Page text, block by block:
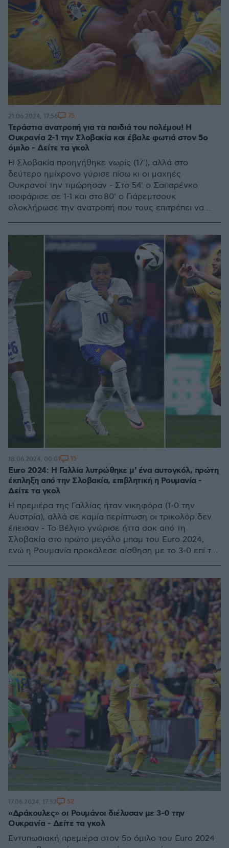
Τεράστια ανατροπή για τα παιδιά του πολέμου! Η
Ουκρανία 2-1 την Σλοβακία και έβαλε φωτιά στον 5ο
όμιλο - Δείτε τα γκολ
Η Σλοβακία προηγήθηκε νωρίς (17'), αλλά στο
δεύτερο ημίχρονο γύρισε πίσω κι οι μαχηές
Ουκρανοί την τιμώρησαν - Στο 54' ο Σαπαρένκο
ισοφάρισε σε 1-1 και στο 80' ο Γιάρεμτσουκ
ολοκλήρωσε την ανατροπή που τους επιτρέπει να
21.06.2024, 17:56 75
Euro 2024: Η Γαλλία λυτρώθηκε μ' ένα αυτογκόλ, πρώτη
έκπληξη από την Σλοβακία, επιβλητική η Ρουμανία -
Δείτε τα γκολ
Η πρεμιέρα της Γαλλίας ήταν νικηφόρα (1-0 την
Αυστρία), αλλά σε καμία περίπτωση οι τρικολόρ δεν
έπεισαν - Το Βέλγιο γνώρισε ήττα σοκ από τη
Σλοβακία στο πρώτο μεγάλο μπαμ του Euro 2024,
ενώ η Ρουμανία προκάλεσε αίσθηση με το 3-0 επί της
18.06.2024, 00:01 15
«Δράκουλες» οι Ρουμάνοι διέλυσαν με 3-0 την
Ουκρανία - Δείτε τα γκολ
Εντυπωσιακή πρεμιέρα στον 5ο όμιλο του Euro 2024
17.06.2024, 17:52 52